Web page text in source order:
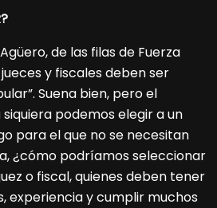
de las filas de Fuerza
y fiscales deben ser
Suena bien, pero el
podemos elegir a un
para el que no se necesitan
¿cómo podríamos seleccionar
o fiscal, quienes deben tener
experiencia y cumplir muchos